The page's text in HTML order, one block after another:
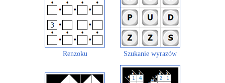
Renzoku Szukanie wyrazów